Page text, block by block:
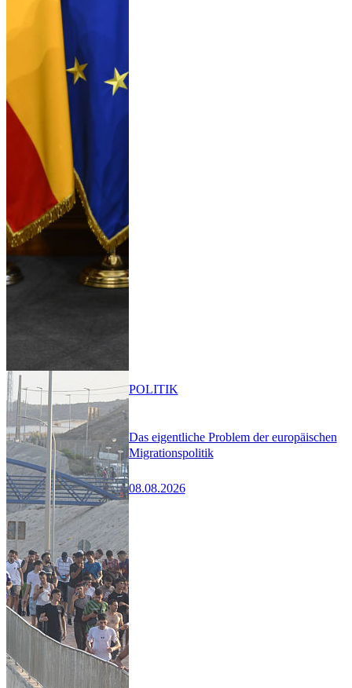
Das eigentliche Problem der europäischen
Migrationspolitik
08.08.2026
POLITIK